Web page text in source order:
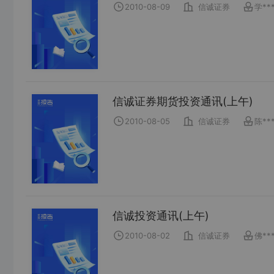
2010-08-09 信诚证券 学***
信诚证券期货投资通讯(上午)
2010-08-05 信诚证券 陈***
信诚投资通讯(上午)
2010-08-02 信诚证券 佛***